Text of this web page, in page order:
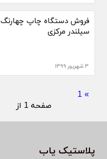
فروش دستگاه چاپ چهارنگ
سیلندر مرکزی
۳ شهریور ۱۳۹۹
»
1
صفحه 1 از 3
پلاستیک یاب